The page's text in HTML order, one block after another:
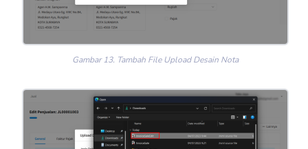
Gambar 13. Tambah File Upload Desain Nota